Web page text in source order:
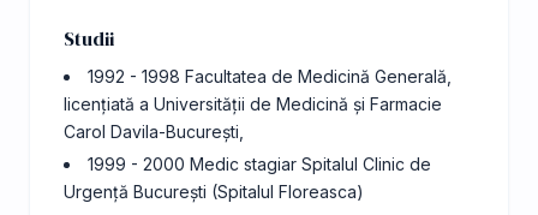
Studii
1992 - 1998 Facultatea de Medicină Generală,
licențiată a Universității de Medicină și Farmacie
Carol Davila-București,
1999 - 2000 Medic stagiar Spitalul Clinic de
Urgență București (Spitalul Floreasca)